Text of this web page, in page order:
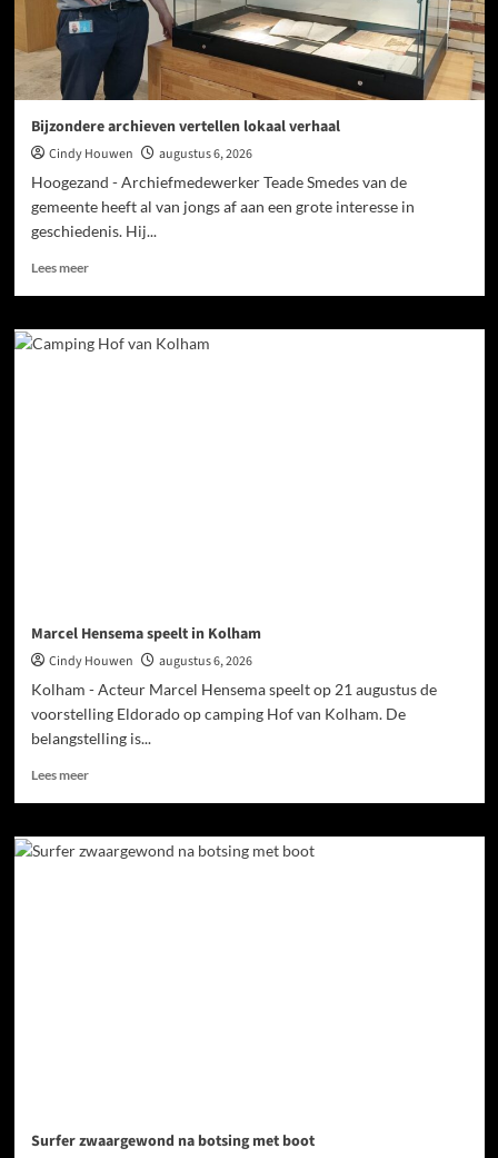
Bijzondere archieven vertellen lokaal verhaal
Cindy Houwen
augustus 6, 2026
Hoogezand - Archiefmedewerker Teade Smedes van de
gemeente heeft al van jongs af aan een grote interesse in
geschiedenis. Hij...
Lees meer
Marcel Hensema speelt in Kolham
Cindy Houwen
augustus 6, 2026
Kolham - Acteur Marcel Hensema speelt op 21 augustus de
voorstelling Eldorado op camping Hof van Kolham. De
belangstelling is...
Lees meer
Surfer zwaargewond na botsing met boot